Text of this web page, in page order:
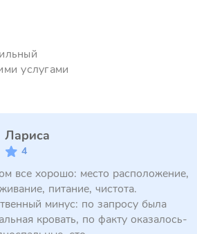
услугами
Лариса
4
все хорошо: место расположение,
питание, чистота.
минус: по запросу была
кровать, по факту оказалось-